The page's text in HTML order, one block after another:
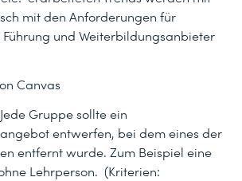
mit den Anforderungen für
und Weiterbildungsanbieter
Canvas
Gruppe sollte ein
entwerfen, bei dem eines der
entfernt wurde. Zum Beispiel eine
Lehrperson. (Kriterien: